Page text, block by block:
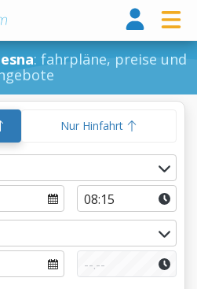
: fahrpläne, preise und
Nur Hinfahrt